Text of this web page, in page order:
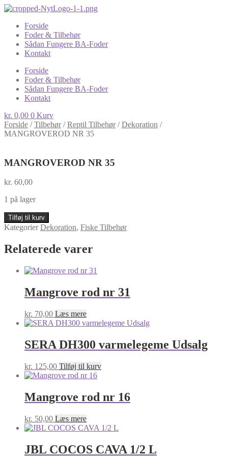
Forside
Foder & Tilbehør
Sådan Fungere BA-Foder
Kontakt
Forside
Foder & Tilbehør
Sådan Fungere BA-Foder
Kontakt
kr. 0,00 0 Kurv
Forside /Tilbehør/Reptil Tilbehør/Dekoration /
MANGROVEROD NR 35
MANGROVEROD NR 35
kr. 60,00
1 på lager
MANGROVEROD
NR
antal
Tilføj til kurv
Kategorier Dekoration, Fiske Tilbehør
Relaterede varer
Mangrove rod nr 31
kr. 70,00 Læs mere
SERA DH300 varmelegeme Udsalg
kr. 125,00 Tilføj til kurv
Mangrove rod nr 16
kr. 50,00 Læs mere
JBL COCOS CAVA 1/2 L